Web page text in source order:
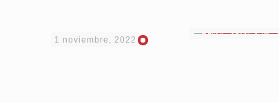
1 noviembre, 2022